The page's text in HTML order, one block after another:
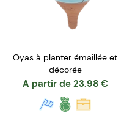
Oyas à planter émaillée et
décorée
A partir de 23.98 €